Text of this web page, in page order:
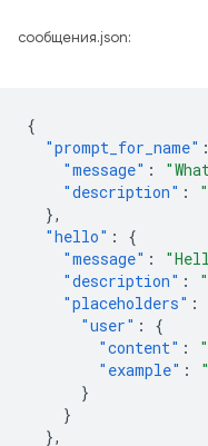
сообщения.json:
{
"prompt_for_name" :
"message" :
"description" :
},
"hello" :
{
"message" :
"description" :
"placeholders" :
"user" :
{
"content" :
"example" :
}
}
},